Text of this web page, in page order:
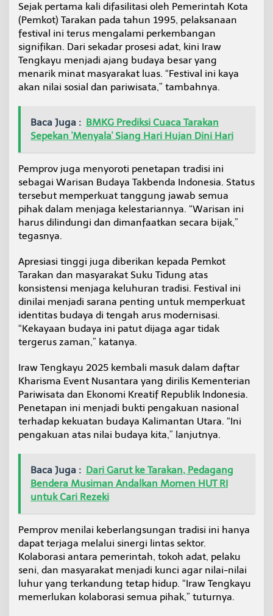
Sejak pertama kali difasilitasi oleh Pemerintah Kota
(Pemkot) Tarakan pada tahun 1995, pelaksanaan
festival ini terus mengalami perkembangan
signifikan. Dari sekadar prosesi adat, kini Iraw
Tengkayu menjadi ajang budaya besar yang
menarik minat masyarakat luas. “Festival ini kaya
akan nilai sosial dan pariwisata,” tambahnya.
Baca Juga : BMKG Prediksi Cuaca Tarakan
Sepekan 'Menyala' Siang Hari Hujan Dini Hari
Pemprov juga menyoroti penetapan tradisi ini
sebagai Warisan Budaya Takbenda Indonesia. Status
tersebut memperkuat tanggung jawab semua
pihak dalam menjaga kelestariannya. “Warisan ini
harus dilindungi dan dimanfaatkan secara bijak,”
tegasnya.
Apresiasi tinggi juga diberikan kepada Pemkot
Tarakan dan masyarakat Suku Tidung atas
konsistensi menjaga keluhuran tradisi. Festival ini
dinilai menjadi sarana penting untuk memperkuat
identitas budaya di tengah arus modernisasi.
“Kekayaan budaya ini patut dijaga agar tidak
tergerus zaman,” katanya.
Iraw Tengkayu 2025 kembali masuk dalam daftar
Kharisma Event Nusantara yang dirilis Kementerian
Pariwisata dan Ekonomi Kreatif Republik Indonesia.
Penetapan ini menjadi bukti pengakuan nasional
terhadap kekuatan budaya Kalimantan Utara. “Ini
pengakuan atas nilai budaya kita,” lanjutnya.
Baca Juga : Dari Garut ke Tarakan, Pedagang
Bendera Musiman Andalkan Momen HUT RI
untuk Cari Rezeki
Pemprov menilai keberlangsungan tradisi ini hanya
dapat terjaga melalui sinergi lintas sektor.
Kolaborasi antara pemerintah, tokoh adat, pelaku
seni, dan masyarakat menjadi kunci agar nilai-nilai
luhur yang terkandung tetap hidup. “Iraw Tengkayu
memerlukan kolaborasi semua pihak,” tuturnya.